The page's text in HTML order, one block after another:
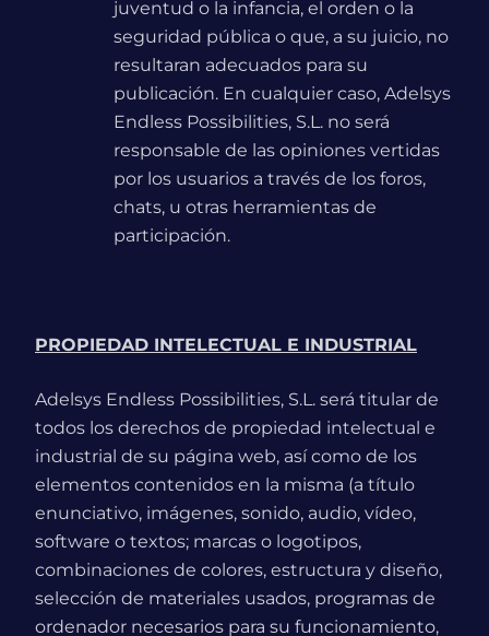
juventud o la infancia, el orden o la
seguridad pública o que, a su juicio, no
resultaran adecuados para su
publicación. En cualquier caso, Adelsys
Endless Possibilities, S.L. no será
responsable de las opiniones vertidas
por los usuarios a través de los foros,
chats, u otras herramientas de
participación.
PROPIEDAD INTELECTUAL E INDUSTRIAL
Adelsys Endless Possibilities, S.L. será titular de
todos los derechos de propiedad intelectual e
industrial de su página web, así como de los
elementos contenidos en la misma (a título
enunciativo, imágenes, sonido, audio, vídeo,
software o textos; marcas o logotipos,
combinaciones de colores, estructura y diseño,
selección de materiales usados, programas de
ordenador necesarios para su funcionamiento,